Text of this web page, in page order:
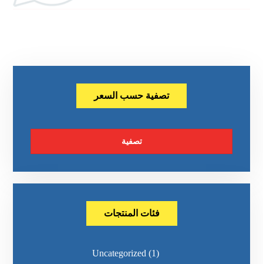
تصفية حسب السعر
تصفية
فئات المنتجات
Uncategorized (1)